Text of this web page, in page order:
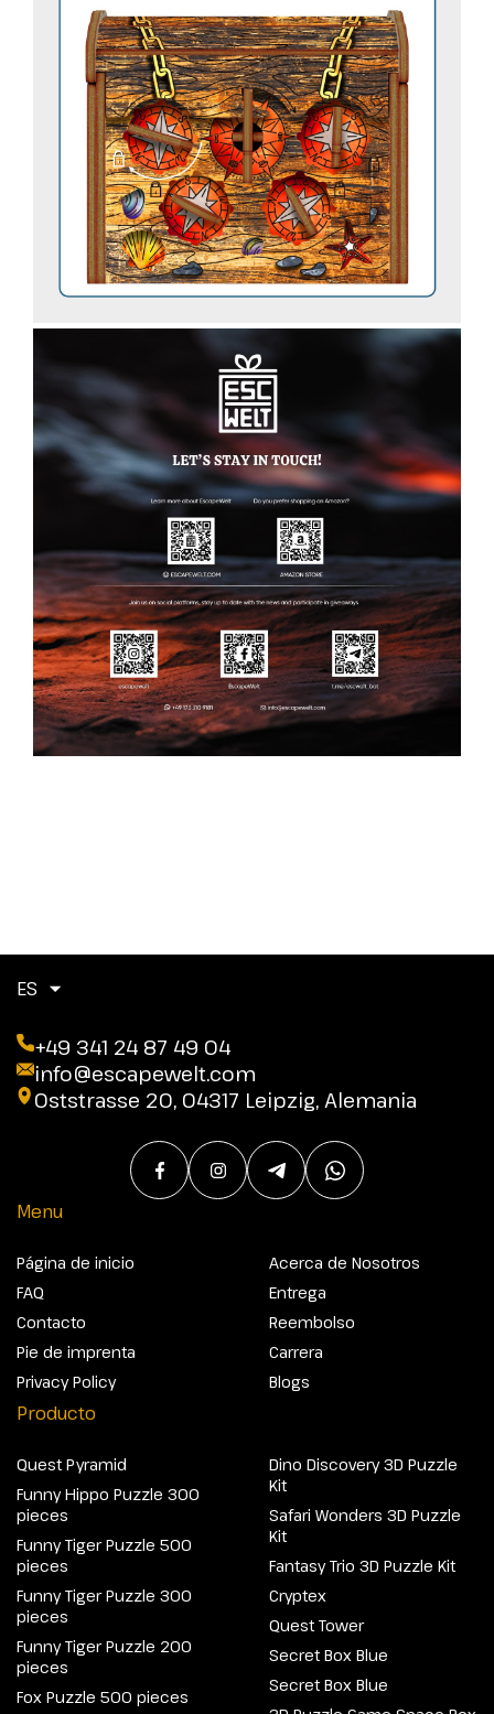
ES
+49 341 24 87 49 04
info@escapewelt.com
Oststrasse 20, 04317 Leipzig, Alemania
Menu
Página de inicio
FAQ
Contacto
Pie de imprenta
Privacy Policy
Acerca de Nosotros
Entrega
Reembolso
Carrera
Blogs
Producto
Quest Pyramid
Funny Hippo Puzzle 300
pieces
Funny Tiger Puzzle 500
pieces
Funny Tiger Puzzle 300
pieces
Funny Tiger Puzzle 200
pieces
Fox Puzzle 500 pieces
Dino Discovery 3D Puzzle
Kit
Safari Wonders 3D Puzzle
Kit
Fantasy Trio 3D Puzzle Kit
Cryptex
Quest Tower
Secret Box Blue
Secret Box Blue